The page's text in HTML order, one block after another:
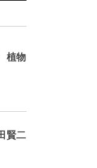
植物
賢二